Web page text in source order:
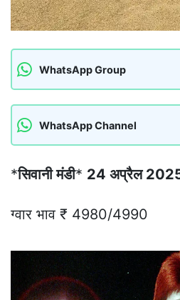
WhatsApp Group
WhatsApp Channel
*सिवानी मंडी* 24 अप्रैल 2025
ग्वार भाव ₹ 4980/4990